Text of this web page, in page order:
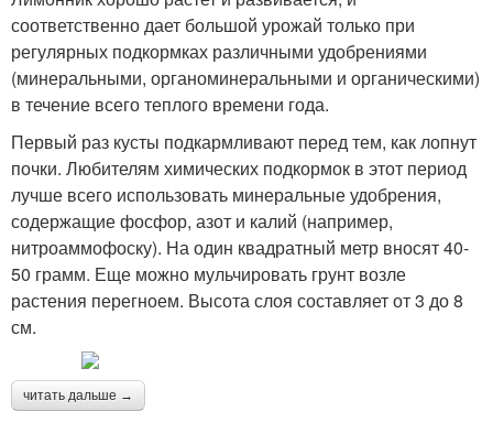
соответственно дает большой урожай только при
регулярных подкормках различными удобрениями
(минеральными, органоминеральными и органическими)
в течение всего теплого времени года.
Первый раз кусты подкармливают перед тем, как лопнут
почки. Любителям химических подкормок в этот период
лучше всего использовать минеральные удобрения,
содержащие фосфор, азот и калий (например,
нитроаммофоску). На один квадратный метр вносят 40-
50 грамм. Еще можно мульчировать грунт возле
растения перегноем. Высота слоя составляет от 3 до 8
см.
читать дальше →